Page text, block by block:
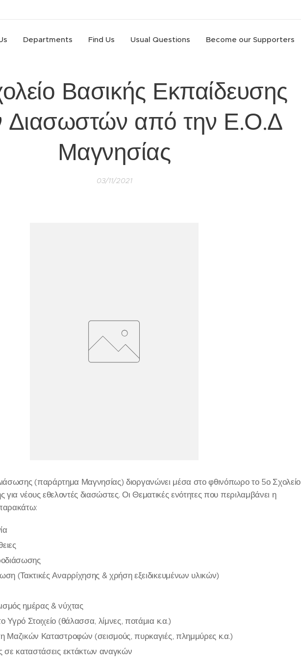
Departments Find Us Usual Questions Become our Supporters
Βασικής Εκπαίδευσης
Διασωστών από την Ε.Ο.Δ
Μαγνησίας
03/11/2021
(παράρτημα Μαγνησίας) διοργανώνει μέσα στο φθινόπωρο το 5ο Σχολείο
για νέους εθελοντές διασώστες. Οι Θεματικές ενότητες που περιλαμβάνει η
(Τακτικές Αναρρίχησης & χρήση εξειδικευμένων υλικών)
ημέρας & νύχτας
Υγρό Στοιχείο (θάλασσα, λίμνες, ποτάμια κ.α.)
Μαζικών Καταστροφών (σεισμούς, πυρκαγιές, πλημμύρες κ.α.)
σε καταστάσεις εκτάκτων αναγκών